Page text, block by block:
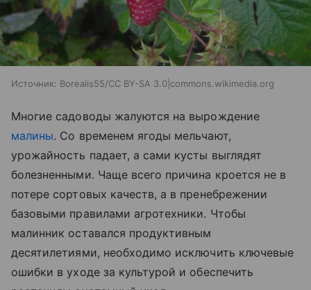
Источник: Borealis55/CC BY-SA 3.0|commons.wikimedia.org
Многие садоводы жалуются на вырождение
малины. Со временем ягоды мельчают,
урожайность падает, а сами кусты выглядят
болезненными. Чаще всего причина кроется не в
потере сортовых качеств, а в пренебрежении
базовыми правилами агротехники. Чтобы
малинник оставался продуктивным
десятилетиями, необходимо исключить ключевые
ошибки в уходе за культурой и обеспечить